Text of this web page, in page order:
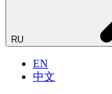
RU
EN
中文